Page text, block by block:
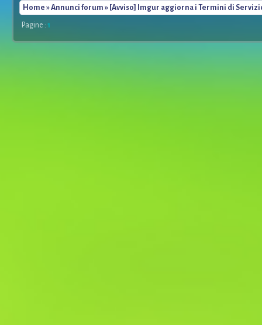
Home »Annunci forum » [Avviso] Imgur aggiorna i Termini di
Pagine : 1